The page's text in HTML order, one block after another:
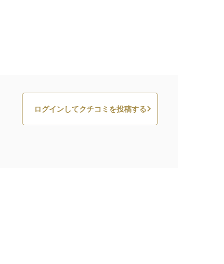
ログインしてクチコミを投稿する